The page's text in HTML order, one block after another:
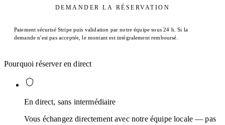
DEMANDER LA RÉSERVATION
Paiement sécurisé Stripe puis validation par notre équipe sous 24 h. Si la
demande n'est pas acceptée, le montant est intégralement remboursé.
Pourquoi réserver en direct
En direct, sans intermédiaire
Vous échangez directement avec notre équipe locale — pas